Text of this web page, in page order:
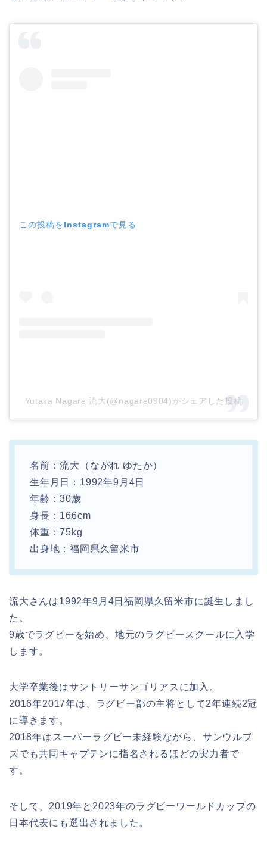
この投稿をInstagramで見る
Yutaka Nagare 流大(@nagare0904)がシェアした投稿
名前：流大（ながれ ゆたか）
生年月日：1992年9月4日
年齢：30歳
身長：166cm
体重：75kg
出身地：福岡県久留米市
流大さんは1992年9月4日福岡県久留米市に誕生しまし
た。
9歳でラグビーを始め、地元のラグビースクールに入学
します。
大学卒業後はサントリーサンゴリアスに加入。
2016年2017年は、ラグビー部の主将として2年連続2冠
に導きます。
2018年はスーパーラグビー未経験ながら、サンウルブ
ズでも共同キャプテンに指名されるほどの実力者で
す。
そして、2019年と2023年のラグビーワールドカップの
日本代表にも選出されました。